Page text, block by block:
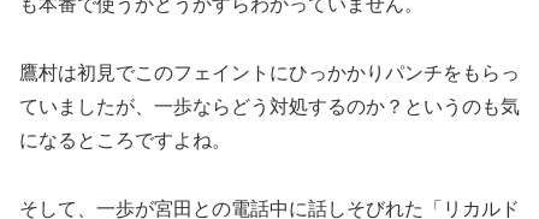
も本番で使うかどうかすらわかっていません。
鷹村は初見でこのフェイントにひっかかりパンチをもらっ
ていましたが、一歩ならどう対処するのか？というのも気
になるところですよね。
そして、一歩が宮田との電話中に話しそびれた「リカルド